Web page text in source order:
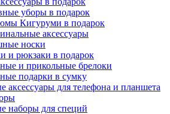
уборы в подарок
Кигуруми в подарок
аксессуары
носки
и рюкзаки в подарок
и прикольные брелоки
подарки в сумку
аксессуары для телефона и планшета
наборы для специй